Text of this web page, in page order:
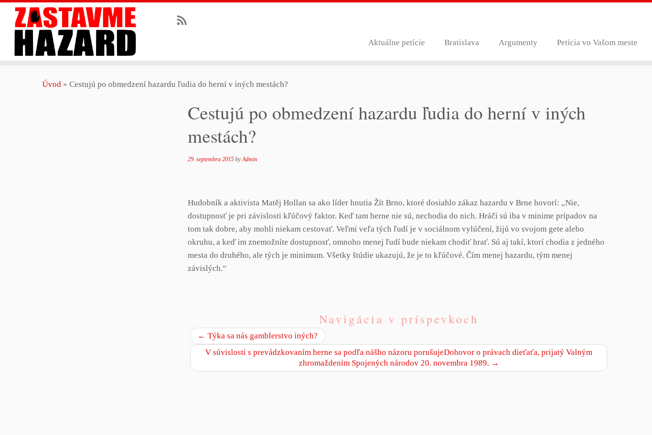
Aktuálne petície Bratislava Argumenty Petícia vo Vašom meste
Úvod » Cestujú po obmedzení hazardu ľudia do herní v iných mestách?
Cestujú po obmedzení hazardu ľudia do herní v iných
mestách?
29. septembra 2015 byAdmin
Hudobník a aktivista Matěj Hollan sa ako líder hnutia Žít Brno, ktoré dosiahlo zákaz hazardu v Brne hovorí: „Nie,
dostupnosť je pri závislosti kľúčový faktor. Keď tam herne nie sú, nechodia do nich. Hráči sú iba v minime prípadov na
tom tak dobre, aby mohli niekam cestovať. Veľmi veľa tých ľudí je v sociálnom vylúčení, žijú vo svojom gete alebo
okruhu, a keď im znemožníte dostupnosť, omnoho menej ľudí bude niekam chodiť hrať. Sú aj takí, ktorí chodia z jedného
mesta do druhého, ale tých je minimum. Všetky štúdie ukazujú, že je to kľúčové. Čím menej hazardu, tým menej
závislých.“
Navigácia v príspevkoch
← Týka sa nás gamblerstvo iných?
V súvislosti s prevádzkovaním herne sa podľa nášho názoru porušujeDohovor o právach dieťaťa, prijatý Valným
zhromaždením Spojených národov 20. novembra 1989. →